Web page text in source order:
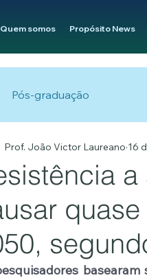
Quem somos Propósito News
Pós-graduação
Prof. João Victor Laureano 16